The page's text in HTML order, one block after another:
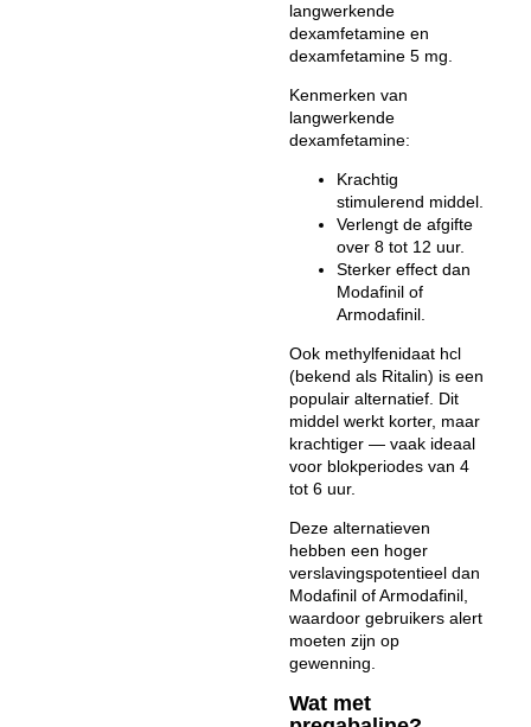
langwerkende
dexamfetamine en
dexamfetamine 5 mg.
Kenmerken van
langwerkende
dexamfetamine:
Krachtig
stimulerend middel.
Verlengt de afgifte
over 8 tot 12 uur.
Sterker effect dan
Modafinil of
Armodafinil.
Ook methylfenidaat hcl
(bekend als Ritalin) is een
populair alternatief. Dit
middel werkt korter, maar
krachtiger — vaak ideaal
voor blokperiodes van 4
tot 6 uur.
Deze alternatieven
hebben een hoger
verslavingspotentieel dan
Modafinil of Armodafinil,
waardoor gebruikers alert
moeten zijn op
gewenning.
Wat met